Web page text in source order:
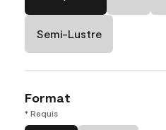
Semi-Lustre
Format
* Requis